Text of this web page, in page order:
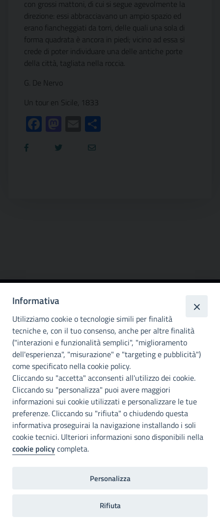
con grossi mattoni, di cui si segue agevolmente la
direzione: essi abbracciavano un ampio spazio ed
erano fiancheggiati da torri, delle quali una sola di
forma quadrata è ancora in piedi; vicino ad essa si
crede di poter individuare una delle antiche porte
della città, tagliata nella roccia.
G. De Nervo
Un tour en Sicile, 1833
Facebook
Mastodon
Email
Città
metropolitana di
Palermo
INFO E CONTATTI
I nostri canali social
Accessibilità
Città Metropolitana di Palermo si impegna a rendere il proprio sito
web accessibile, conformemente al D.lgs. 10 agosto 2018, n°106
che ha recepito la direttiva UE 2016/2102 del Parlamento euopeo e
del Consiglio.
Dichiarazione di accessibilità
Informativa
Utilizziamo cookie o tecnologie simili per finalità
tecniche e, con il tuo consenso, anche per altre finalità
("interazioni e funzionalità semplici", "miglioramento
dell'esperienza", "misurazione" e "targeting e pubblicità")
come specificato nella cookie policy.
Cliccando su "accetta" acconsenti all'utilizzo dei cookie.
Cliccando su "personalizza" puoi avere maggiori
informazioni sui cookie utilizzati e personalizzare le tue
preferenze. Cliccando su "rifiuta" o chiudendo questa
informativa proseguirai la navigazione installando i soli
cookie tecnici. Ulteriori informazioni sono disponibili nella
cookie policycompleta.
Personalizza
Rifiuta